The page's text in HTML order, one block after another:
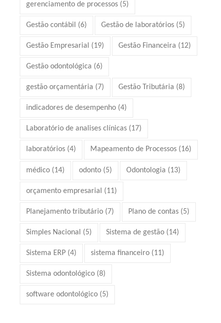
gerenciamento de processos (5)
Gestão contábil (6) Gestão de laboratórios (5)
Gestão Empresarial (19) Gestão Financeira (12)
Gestão odontológica (6)
gestão orçamentária (7) Gestão Tributária (8)
indicadores de desempenho (4)
Laboratório de analises clínicas (17)
laboratórios (4) Mapeamento de Processos (16)
médico (14) odonto (5) Odontologia (13)
orçamento empresarial (11)
Planejamento tributário (7) Plano de contas (5)
Simples Nacional (5) Sistema de gestão (14)
Sistema ERP (4) sistema financeiro (11)
Sistema odontológico (8)
software odontológico (5)